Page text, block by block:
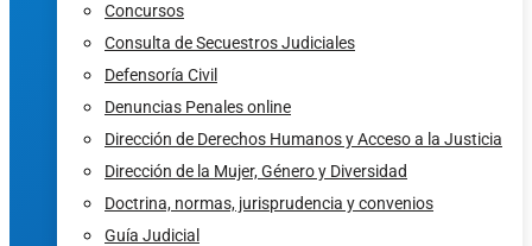
Concursos
Consulta de Secuestros Judiciales
Defensoría Civil
Denuncias Penales online
Dirección de Derechos Humanos y Acceso a la Justicia
Dirección de la Mujer, Género y Diversidad
Doctrina, normas, jurisprudencia y convenios
Guía Judicial